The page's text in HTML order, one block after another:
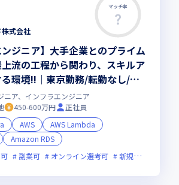
マッチ率
式会社
ンジニア】大手企業とのプライム
流の工程から関わり、スキルア
環境!!｜東京勤務/転勤なし/リ
心｜
ニア、インフラエンジニア
450-600万円
正社員
AWS
AWS Lambda
Amazon RDS
副業可 オンライン選考可 新規立ち上げ